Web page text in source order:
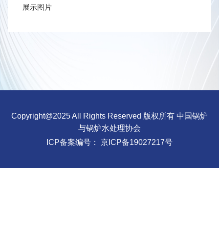
展示图片
Copyright@2025 All Rights Reserved 版权所有 中国锅炉
与锅炉水处理协会
ICP备案编号： 京ICP备19027217号